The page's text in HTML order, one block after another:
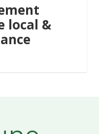
local &